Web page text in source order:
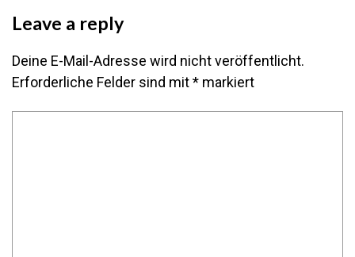
Leave a reply
Deine E-Mail-Adresse wird nicht veröffentlicht.
Erforderliche Felder sind mit* markiert